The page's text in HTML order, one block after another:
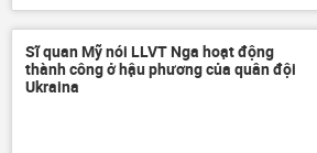
Pháp
chính quyền
Sĩ quan Mỹ nói LLVT Nga hoạt động
thành công ở hậu phương của quân đội
Ukraina